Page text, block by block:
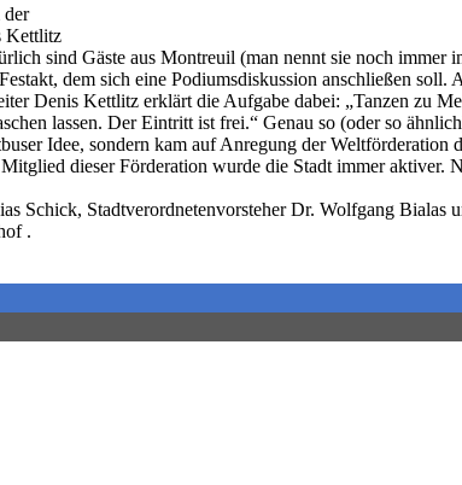
der
Kettlitz
sind Gäste aus Montreuil (man nennt sie noch
dem sich eine Podiumsdiskussion anschließen
Denis Kettlitz erklärt die Aufgabe dabei: „Tanzen zu
lassen. Der Eintritt ist frei.“ Genau so (oder so
Idee, sondern kam auf Anregung der
dieser Förderation wurde die Stadt immer
Schick, Stadtverordnetenvorsteher Dr. Wolfgang
.